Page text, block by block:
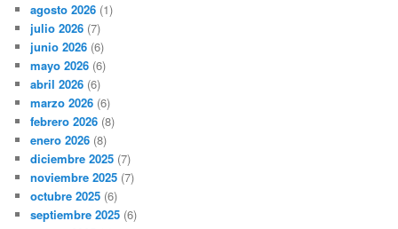
agosto 2026 (1)
julio 2026 (7)
junio 2026 (6)
mayo 2026 (6)
abril 2026 (6)
marzo 2026 (6)
febrero 2026 (8)
enero 2026 (8)
diciembre 2025 (7)
noviembre 2025 (7)
octubre 2025 (6)
septiembre 2025 (6)